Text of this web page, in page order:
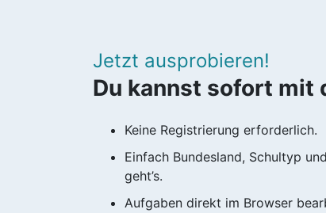
Jetzt ausprobieren!
Du kannst sofort mit
Keine Registrierung erforderlich.
Einfach Bundesland, Schultyp
geht’s.
Aufgaben direkt im Browser